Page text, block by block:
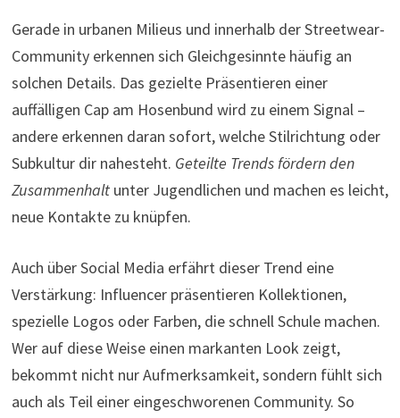
Gerade in urbanen Milieus und innerhalb der Streetwear-
Community erkennen sich Gleichgesinnte häufig an
solchen Details. Das gezielte Präsentieren einer
auffälligen Cap am Hosenbund wird zu einem Signal –
andere erkennen daran sofort, welche Stilrichtung oder
Subkultur dir nahesteht. Geteilte Trends fördern den
Zusammenhaltunter Jugendlichen und machen es leicht,
neue Kontakte zu knüpfen.
Auch über Social Media erfährt dieser Trend eine
Verstärkung: Influencer präsentieren Kollektionen,
spezielle Logos oder Farben, die schnell Schule machen.
Wer auf diese Weise einen markanten Look zeigt,
bekommt nicht nur Aufmerksamkeit, sondern fühlt sich
auch als Teil einer eingeschworenen Community. So